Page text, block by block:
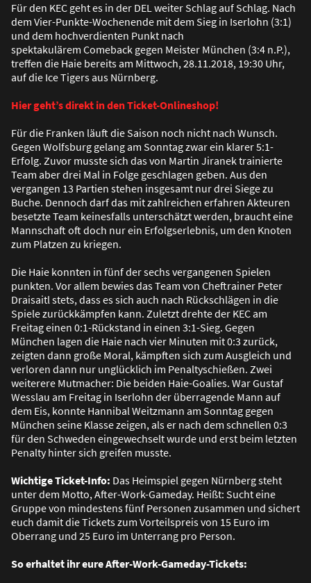
Für den KEC geht es in der DEL weiter Schlag auf Schlag. Nach
dem Vier-Punkte-Wochenende mit dem Sieg in Iserlohn (3:1)
und dem hochverdienten Punkt nach
spektakulärem Comeback gegen Meister München (3:4 n.P.),
treffen die Haie bereits am Mittwoch, 28.11.2018, 19:30 Uhr,
auf die Ice Tigers aus Nürnberg.
Hier geht’s direkt in den Ticket-Onlineshop!
Für die Franken läuft die Saison noch nicht nach Wunsch.
Gegen Wolfsburg gelang am Sonntag zwar ein klarer 5:1-
Erfolg. Zuvor musste sich das von Martin Jiranek trainierte
Team aber drei Mal in Folge geschlagen geben. Aus den
vergangen 13 Partien stehen insgesamt nur drei Siege zu
Buche. Dennoch darf das mit zahlreichen erfahren Akteuren
besetzte Team keinesfalls unterschätzt werden, braucht eine
Mannschaft oft doch nur ein Erfolgserlebnis, um den Knoten
zum Platzen zu kriegen.
Die Haie konnten in fünf der sechs vergangenen Spielen
punkten. Vor allem bewies das Team von Cheftrainer Peter
Draisaitl stets, dass es sich auch nach Rückschlägen in die
Spiele zurückkämpfen kann. Zuletzt drehte der KEC am
Freitag einen 0:1-Rückstand in einen 3:1-Sieg. Gegen
München lagen die Haie nach vier Minuten mit 0:3 zurück,
zeigten dann große Moral, kämpften sich zum Ausgleich und
verloren dann nur unglücklich im Penaltyschießen. Zwei
weiterere Mutmacher: Die beiden Haie-Goalies. War Gustaf
Wesslau am Freitag in Iserlohn der überragende Mann auf
dem Eis, konnte Hannibal Weitzmann am Sonntag gegen
München seine Klasse zeigen, als er nach dem schnellen 0:3
für den Schweden eingewechselt wurde und erst beim letzten
Penalty hinter sich greifen musste.
Wichtige Ticket-Info: Das Heimspiel gegen Nürnberg steht
unter dem Motto, After-Work-Gameday. Heißt: Sucht eine
Gruppe von mindestens fünf Personen zusammen und sichert
euch damit die Tickets zum Vorteilspreis von 15 Euro im
Oberrang und 25 Euro im Unterrang pro Person.
So erhaltet ihr eure After-Work-Gameday-Tickets: